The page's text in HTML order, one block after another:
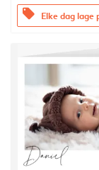
offers Elke dag lage